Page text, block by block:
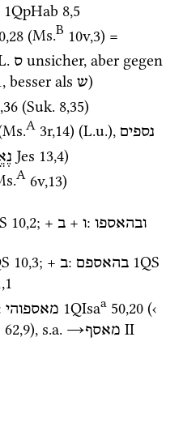
1QpHab 8,5
,28 (Ms.B 10v,3)
ס
besser als ש)
,36 (Suk. 8,35)
Ms.A 3r,14) (L.u.), נספים
Jes 13,4)
A 6v,13)
10,2; + ב + ו: ובהאספו
10,3; + ב: בהאספם 1QS
,1
מאספוהי 1QIsaa 50,20
62,9), s.a. →מאסף ‎ II